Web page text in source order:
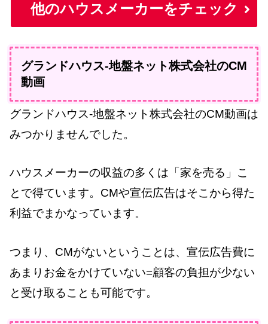
他のハウスメーカーをチェック
グランドハウス-地盤ネット株式会社のCM
動画
グランドハウス-地盤ネット株式会社のCM動画は
みつかりませんでした。
ハウスメーカーの収益の多くは「家を売る」こ
とで得ています。CMや宣伝広告はそこから得た
利益でまかなっています。
つまり、CMがないということは、宣伝広告費に
あまりお金をかけていない=顧客の負担が少ない
と受け取ることも可能です。